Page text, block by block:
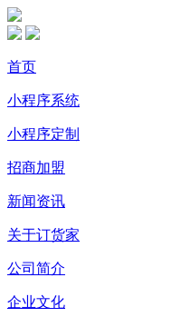
首页
小程序系统
小程序定制
招商加盟
新闻资讯
关于订货家
公司简介
企业文化